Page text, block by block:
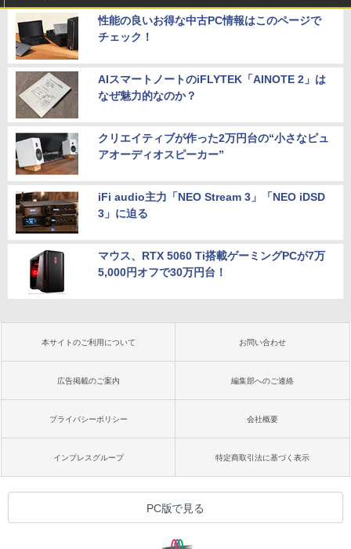
性能の良いお得な中古PC情報はこのページで
チェック！
AIスマートノートのiFLYTEK「AINOTE 2」は
なぜ魅力的なのか？
クリエイティブが作った2万円台の“小さなピュ
アオーディオスピーカー”
iFi audio主力「NEO Stream 3」「NEO iDSD
3」に迫る
マウス、RTX 5060 Ti搭載ゲーミングPCが7万
5,000円オフで30万円台！
本サイトのご利用について お問い合わせ
広告掲載のご案内 編集部へのご連絡
プライバシーポリシー 会社概要
インプレスグループ 特定商取引法に基づく表示
PC版で見る